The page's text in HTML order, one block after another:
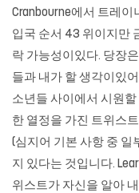
Cranbourne에서 트레이
입국 순서 43 위이지만
락 가능성이있다. 당장
들과 내가 할 생각이있
소년들 사이에서 시원
한 열정을 가진 트위스
(심지어 기본 사항 중 일
지 있다는 것입니다.
위스트가 자신을 알아